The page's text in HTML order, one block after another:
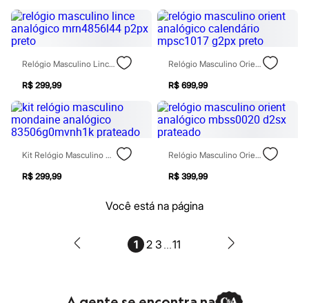
Chinelos
Pantufas
Rasteirinhas
Sandálias
Sapatilhas
Sapatos
Scarpin
Tênis
Masculino
Chinelos
Sapatênis
Sapatos
Tênis
Relógio Masculino Lince Analógico Mrn4856l44 P2px Preto
R$ 299,99
Relógio Masculino Orient Analógico Calendário Mpsc1017 G2px Preto
R$ 699,99
Kit Relógio Masculino Mondaine Analógico 83506g0mvnh1k Prateado
R$ 299,99
Relógio Masculino Orient Analógico Mbss0020 D2sx Prateado
R$ 399,99
Você está na página
1 2 3 ...11